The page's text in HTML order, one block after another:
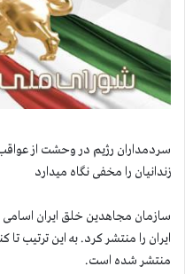
سردمداران رژیم در وحشت از
زندانیان را مخفی نگاه میدارد
منتشر شده است.